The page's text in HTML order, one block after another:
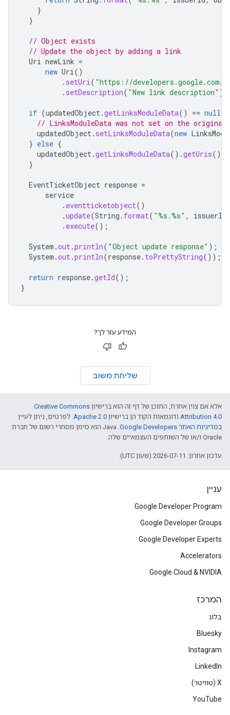
}
}
// Object exists
// Update the object by adding a link
Uri newLink =
new Uri()
. setUri( "https://developers.google.com/
. setDescription( "New link description" );
if (updatedObject.getLinksModuleData() == null
// LinksModuleData was not set on the
updatedObject. setLinksModuleData(new
} else {
updatedObject.getLinksModuleData().getUris().
}
EventTicketObject response =
service
. eventticketobject()
.update(String . format( "%s.%s" , issuerId
. execute();
System .out.println( "Object update response" );
System .out.println(response. toPrettyString());
return response.getId();
}
המידע עזר לך?
שליחת משוב
אלא אם צוין אחרת, התוכן של דף זה הוא ברישיון Creative Commons
Attribution 4.0 ודוגמאות הקוד הן ברישיון Apache 2.0. לפרטים, ניתן לעיין
במדיניות האתר Google Developers‏
.‏ Java הוא סימן מסחרי רשום של חברת
Oracle ו/או של השותפים העצמאיים שלה.
עדכון אחרון: 2026-07-11 (שעון UTC).
עניין
Google Developer Program
Google Developer Groups
Google Developer Experts
Accelerators
Google Cloud & NVIDIA
המרכז
בלוג
Bluesky
Instagram
LinkedIn
‫X (טוויטר)
YouTube